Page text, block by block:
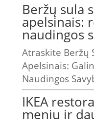
Beržų sula
apelsinais:
naudingos
Atraskite Beržų
Apelsinais:
Naudingos
IKEA
meniu ir